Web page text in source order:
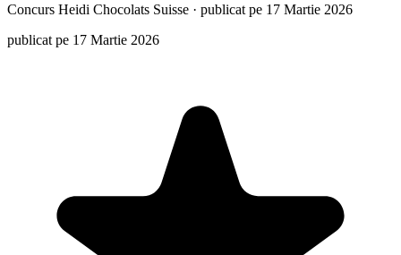
Concurs Heidi Chocolats Suisse · publicat pe 17 Martie 2026
publicat pe 17 Martie 2026